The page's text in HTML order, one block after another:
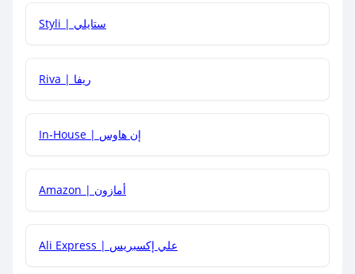
هل يمكنني جمع كود خصم مع العروض الأخرى؟
Styli | ستايلي
Riva | ريفا
In-House | إن هاوس
Amazon | أمازون
Ali Express | علي إكسبريس